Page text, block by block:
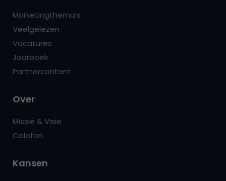
Marketingthema’s
Veelgelezen
Vacatures
Jaarboek
Partnercontent
Over
Missie & Visie
Colofon
Kansen